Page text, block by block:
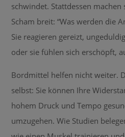
schwindet. Stattdessen
Scham breit: “Was werden die
Sie reagieren gereizt,
oder sie fühlen sich erschöpft,
Bordmittel helfen nicht weiter.
selbst: Sie können Ihre
hohem Druck und Tempo
umzugehen. Wie Studien